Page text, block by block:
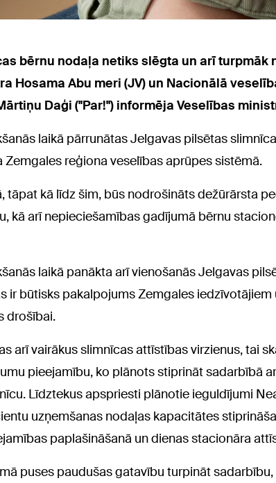
bērnu nodaļa netiks slēgta un arī
Hosama Abu meri (JV) un Nacionālā
Daģi ("Par!") informēja Veselības
laikā pārrunātas Jelgavas pilsētas
Zemgales reģiona veselības aprūpes sistēmā.
tāpat kā līdz šim, būs nodrošināts dežūrārsta
kā arī nepieciešamības gadījumā bērnu
laikā panākta arī vienošanās Jelgavas
ir būtisks pakalpojums Zemgales iedzīvotājiem
drošībai.
arī vairākus slimnīcas attīstības virzienus, tai
pieejamību, ko plānots stiprināt sadarbībā
Līdztekus apspriesti plānotie ieguldījumi
uzņemšanas nodaļas kapacitātes
paplašināšanā un dienas stacionāra
puses paudušas gatavību turpināt